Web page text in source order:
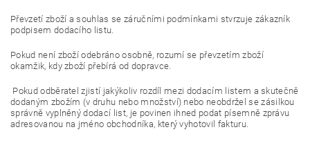
Převzetí zboží a souhlas se záručními podmínkami stvrzuje zákazník
podpisem dodacího listu.
Pokud není zboží odebráno osobně, rozumí se převzetím zboží
okamžik, kdy zboží přebírá od dopravce.
Pokud odběratel zjistí jakýkoliv rozdíl mezi dodacím listem a skutečně
dodaným zbožím (v druhu nebo množství) nebo neobdržel se zásilkou
správně vyplněný dodací list, je povinen ihned podat písemně zprávu
adresovanou na jméno obchodníka, který vyhotovil fakturu.